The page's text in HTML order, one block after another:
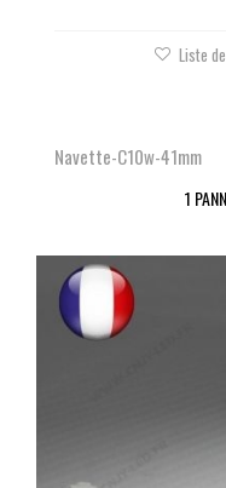
Liste
Navette-C10w-41mm
1